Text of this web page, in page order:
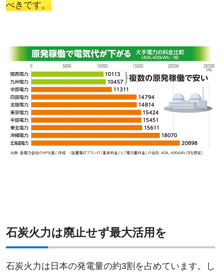
べきです。
石炭火力は廃止せず最大活用を
石炭火力は日本の発電量の約3割を占めています。し